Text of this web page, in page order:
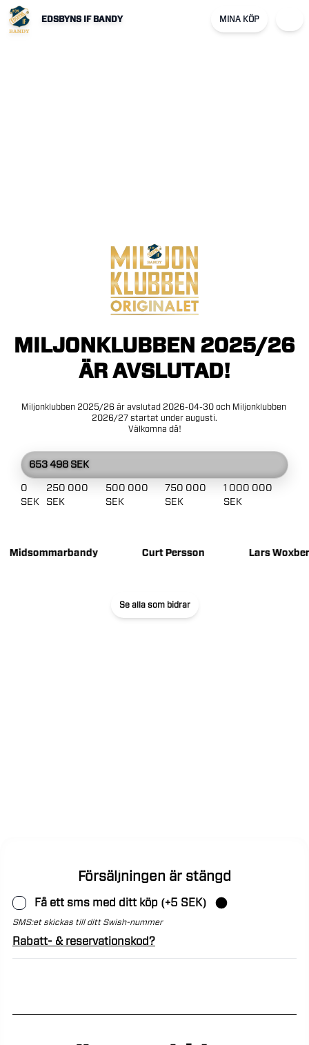
EDSBYNS IF BANDY MINA KÖP
MILJONKLUBBEN 2025/26
ÄR AVSLUTAD!
Miljonklubben 2025/26 är avslutad 2026-04-30 och Miljonklubben
2026/27 startat under augusti.
Välkomna då!
653 498 SEK
0
SEK
250 000
SEK
500 000
SEK
750 000
SEK
1 000 000
SEK
Curt Persson Lars Woxberg
Se alla som bidrar
Försäljningen är stängd
Få ett sms med ditt köp (+5 SEK)
SMS:et skickas till ditt Swish-nummer
Rabatt- & reservationskod?